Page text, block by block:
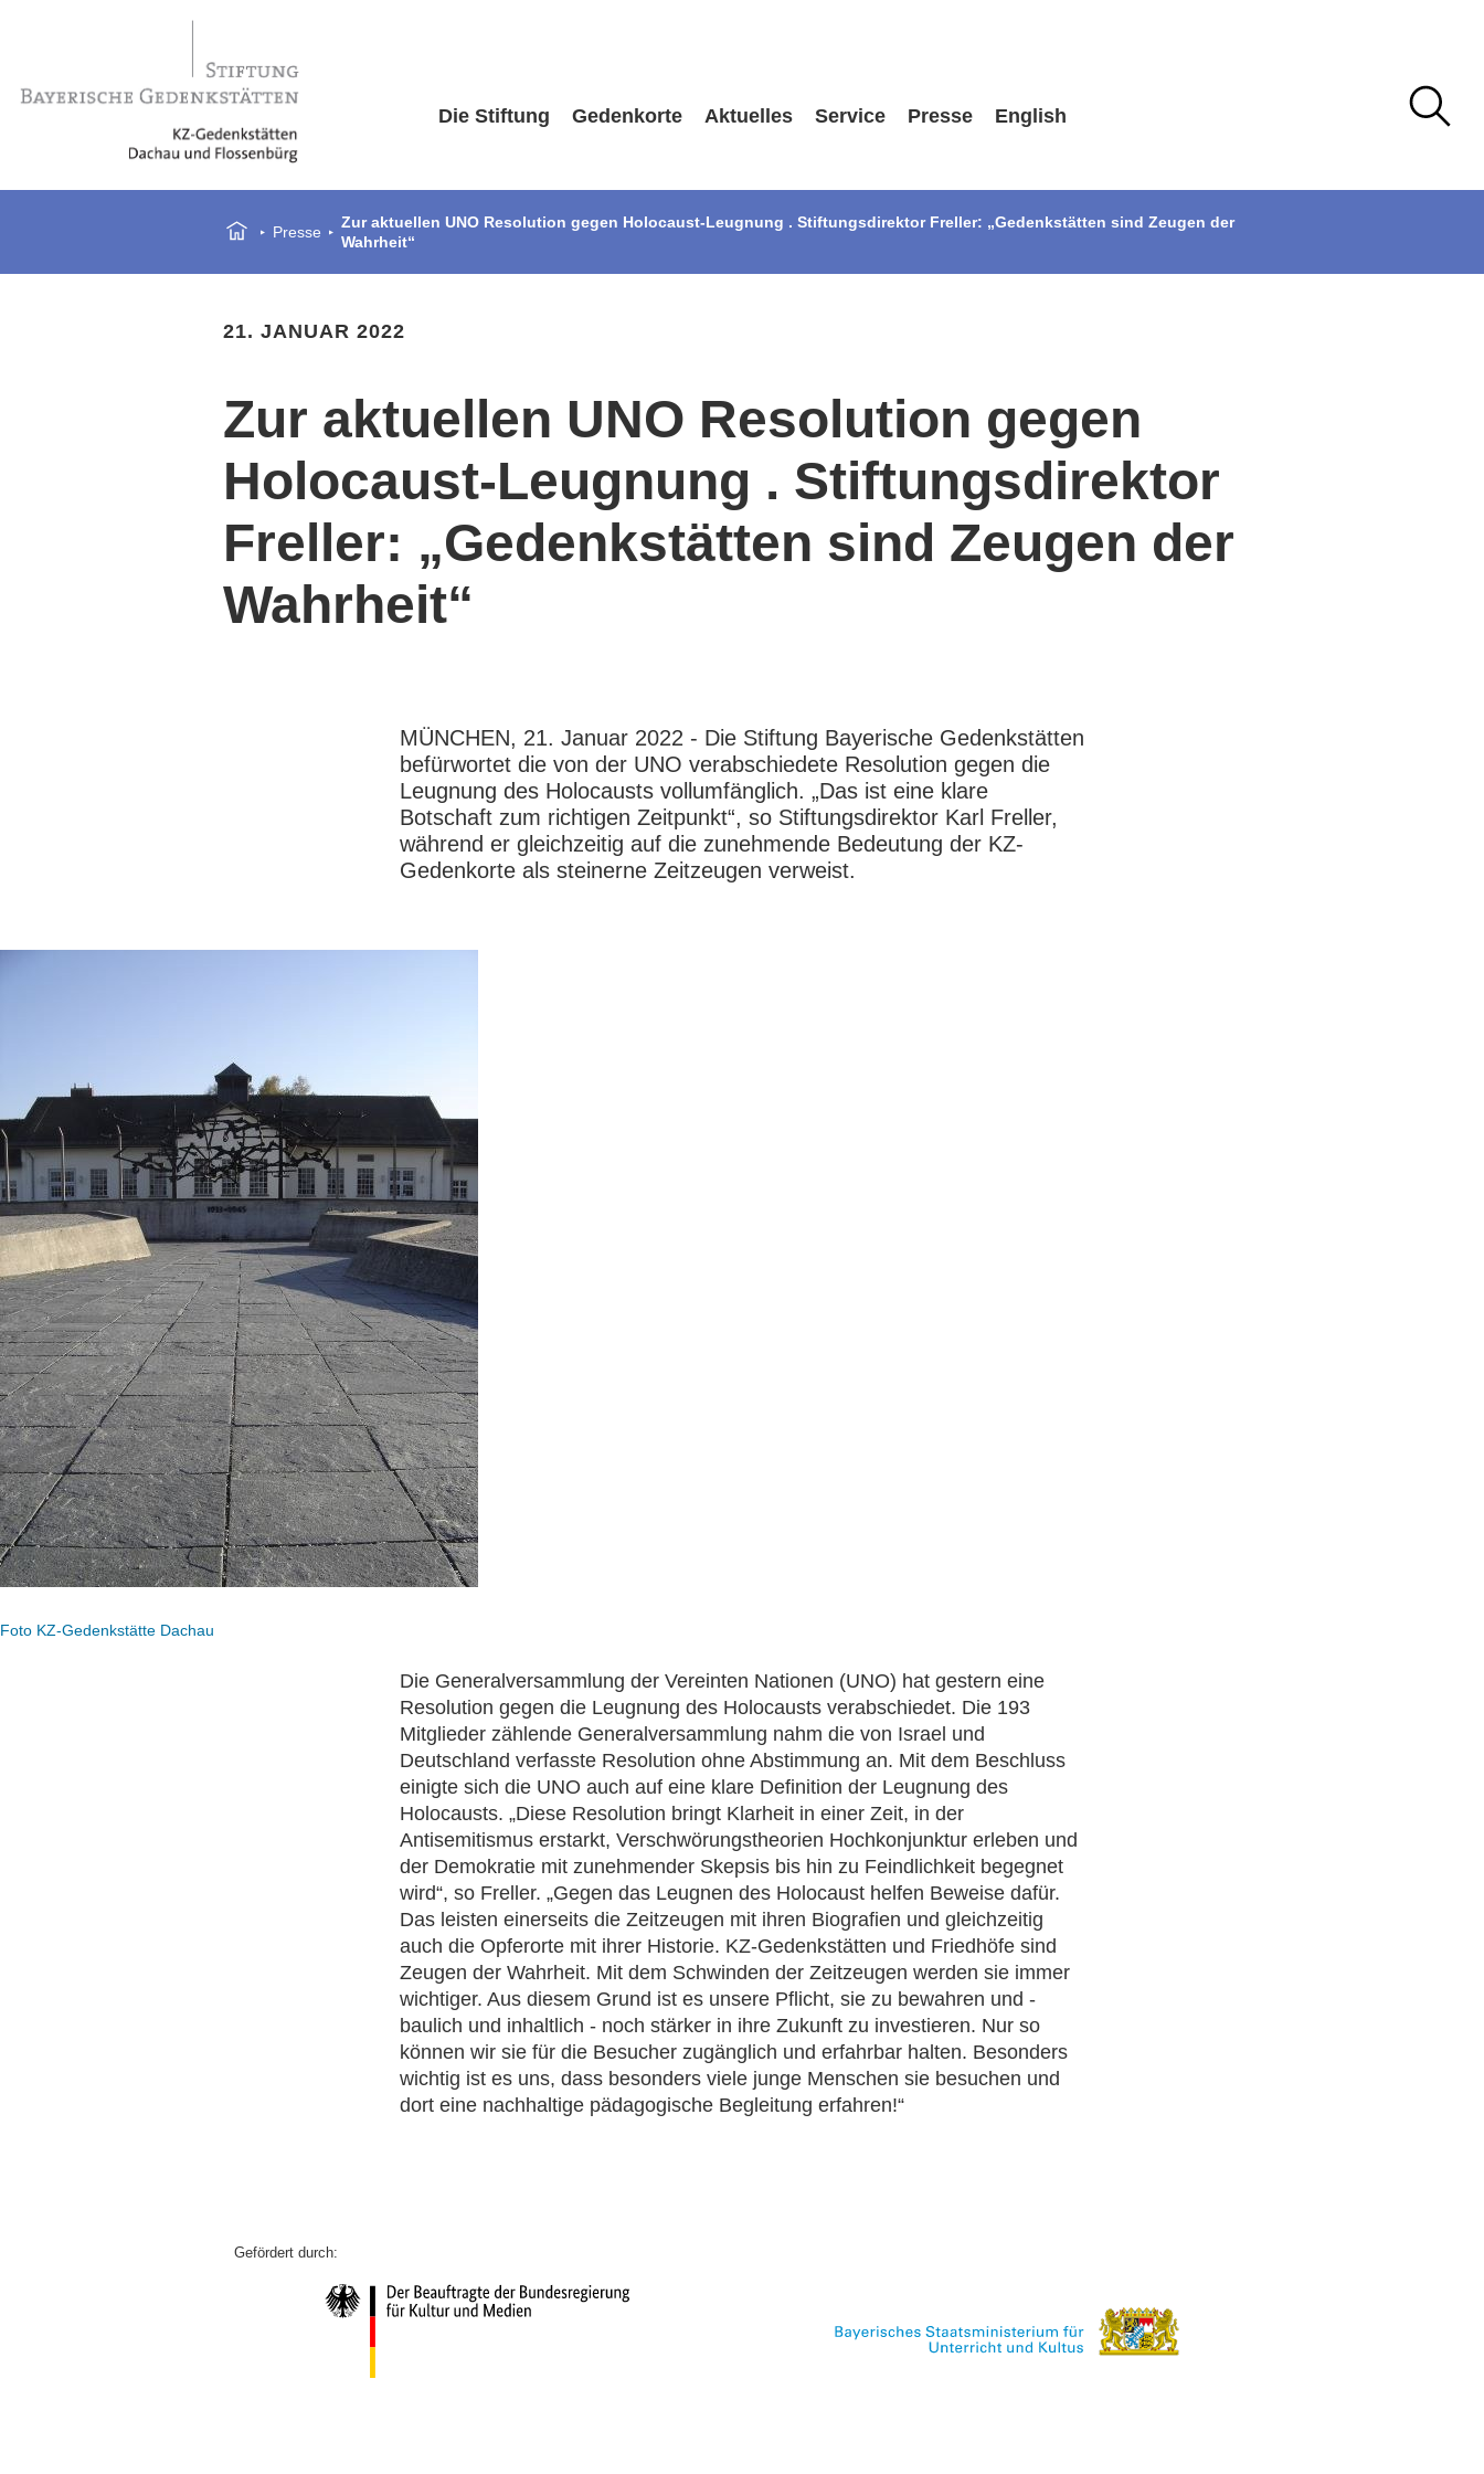
Die Stiftung Gedenkorte Aktuelles Service Presse English
Presse
Zur aktuellen UNO Resolution gegen Holocaust-Leugnung . Stiftungsdirektor Freller: „Gedenkstätten sind Zeugen der
Wahrheit“
21. JANUAR 2022
Zur aktuellen UNO Resolution gegen
Holocaust-Leugnung . Stiftungsdirektor
Freller: „Gedenkstätten sind Zeugen der
Wahrheit“
MÜNCHEN, 21. Januar 2022 - Die Stiftung Bayerische Gedenkstätten
befürwortet die von der UNO verabschiedete Resolution gegen die
Leugnung des Holocausts vollumfänglich. „Das ist eine klare
Botschaft zum richtigen Zeitpunkt“, so Stiftungsdirektor Karl Freller,
während er gleichzeitig auf die zunehmende Bedeutung der KZ-
Gedenkorte als steinerne Zeitzeugen verweist.
Foto KZ-Gedenkstätte Dachau
Die Generalversammlung der Vereinten Nationen (UNO) hat gestern eine
Resolution gegen die Leugnung des Holocausts verabschiedet. Die 193
Mitglieder zählende Generalversammlung nahm die von Israel und
Deutschland verfasste Resolution ohne Abstimmung an. Mit dem Beschluss
einigte sich die UNO auch auf eine klare Definition der Leugnung des
Holocausts. „Diese Resolution bringt Klarheit in einer Zeit, in der
Antisemitismus erstarkt, Verschwörungstheorien Hochkonjunktur erleben und
der Demokratie mit zunehmender Skepsis bis hin zu Feindlichkeit begegnet
wird“, so Freller. „Gegen das Leugnen des Holocaust helfen Beweise dafür.
Das leisten einerseits die Zeitzeugen mit ihren Biografien und gleichzeitig
auch die Opferorte mit ihrer Historie. KZ-Gedenkstätten und Friedhöfe sind
Zeugen der Wahrheit. Mit dem Schwinden der Zeitzeugen werden sie immer
wichtiger. Aus diesem Grund ist es unsere Pflicht, sie zu bewahren und -
baulich und inhaltlich - noch stärker in ihre Zukunft zu investieren. Nur so
können wir sie für die Besucher zugänglich und erfahrbar halten. Besonders
wichtig ist es uns, dass besonders viele junge Menschen sie besuchen und
dort eine nachhaltige pädagogische Begleitung erfahren!“